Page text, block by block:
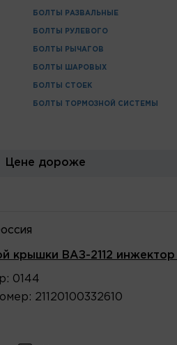
БОЛТЫ РАЗВАЛЬНЫЕ
БОЛТЫ РУЛЕВОГО
БОЛТЫ РЫЧАГОВ
БОЛТЫ ШАРОВЫХ
БОЛТЫ СТОЕК
БОЛТЫ ТОРМОЗНОЙ СИСТЕМЫ
Цене дороже
крышки ВАЗ-2112
: 0144
: 21120100332610